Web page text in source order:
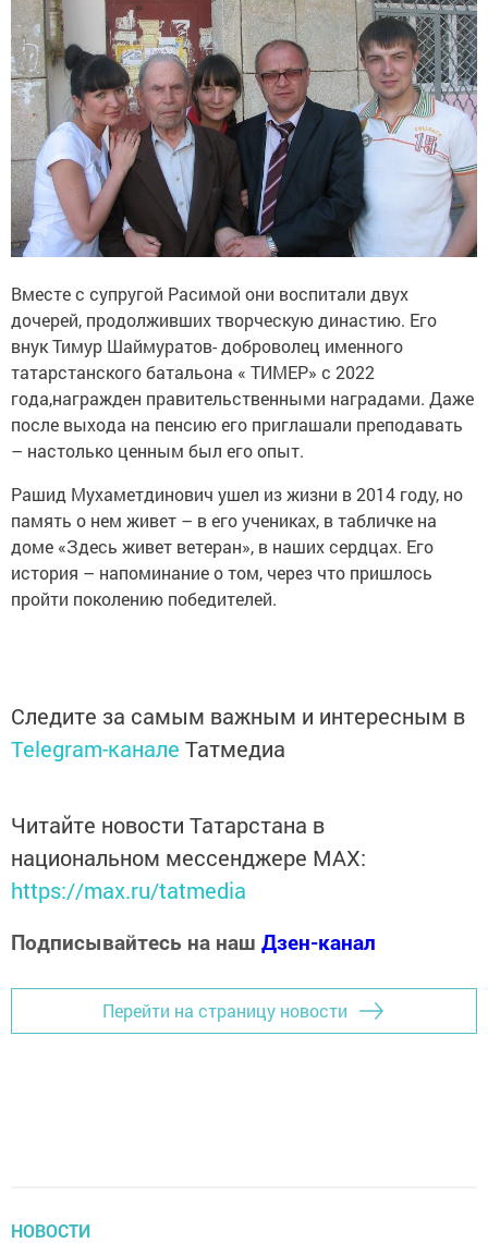
Вместе с супругой Расимой они воспитали двух
дочерей, продолживших творческую династию. Его
внук Тимур Шаймуратов- доброволец именного
татарстанского батальона « ТИМЕР» с 2022
года,награжден правительственными наградами. Даже
после выхода на пенсию его приглашали преподавать
– настолько ценным был его опыт.
Рашид Мухаметдинович ушел из жизни в 2014 году, но
память о нем живет – в его учениках, в табличке на
доме «Здесь живет ветеран», в наших сердцах. Его
история – напоминание о том, через что пришлось
пройти поколению победителей.
Следите за самым важным и интересным в
Telegram-канале Татмедиа
Читайте новости Татарстана в
национальном мессенджере MАХ:
https://max.ru/tatmedia
Подписывайтесь на наш Дзен-канал
Перейти на страницу новости
НОВОСТИ